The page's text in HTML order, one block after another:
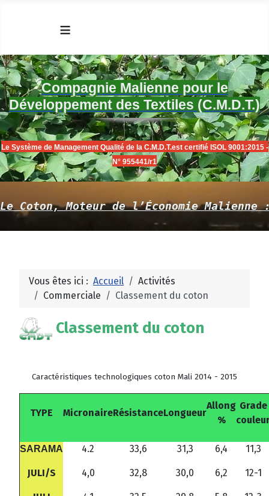
≡
Compagnie Malienne pour le
Développement des Textiles (C.M.D.T.)
Le Système de Management Qualité de la C.M.D.T.est certifié ISOL 9001:2015 -
N° 955441/r1
Le Coton, Moteur de l’Économie
Vous êtes ici : Accueil
Activités
Commerciale
Classement du coton
Classement du coton
Caractéristiques technologiques coton Mali 2014 - 2015
TYPE MicronaireRésistanceLongueur
Allong
%
Grade
SARAMA 4.2 33,6 31,3 6,4 11,3
JULI/S 4,0 32,8 30,0 6,2 12-1